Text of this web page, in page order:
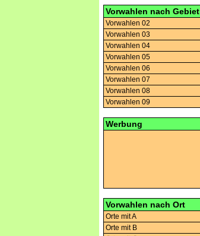
Vorwahlen nach Gebiet
Vorwahlen 02
Vorwahlen 03
Vorwahlen 04
Vorwahlen 05
Vorwahlen 06
Vorwahlen 07
Vorwahlen 08
Vorwahlen 09
Werbung
Vorwahlen nach Ort
Orte mit A
Orte mit B